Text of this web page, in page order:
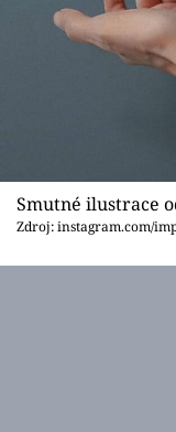
Smutné ilustrace
Zdroj: instagram.com/